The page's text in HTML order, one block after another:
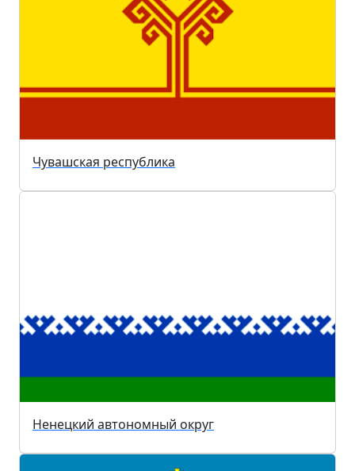
Чувашская республика
Ненецкий автономный округ